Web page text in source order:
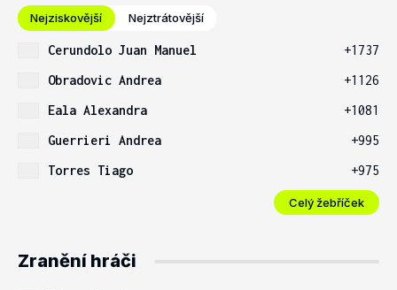
Nejziskovější Nejztrátovější
Cerundolo Juan Manuel
+1737
Obradovic Andrea
+1126
Eala Alexandra
+1081
Guerrieri Andrea
+995
Torres Tiago
+975
Celý žebříček
Zranění hráči